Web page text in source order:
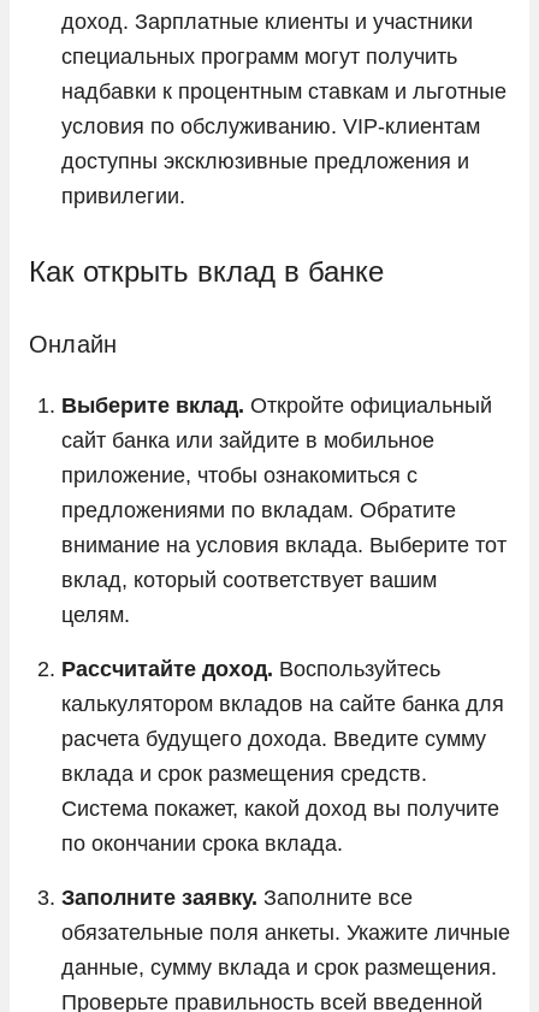
доход. Зарплатные клиенты и участники
специальных программ могут получить
надбавки к процентным ставкам и льготные
условия по обслуживанию. VIP-клиентам
доступны эксклюзивные предложения и
привилегии.
Как открыть вклад в банке
Онлайн
Выберите вклад. Откройте официальный
сайт банка или зайдите в мобильное
приложение, чтобы ознакомиться с
предложениями по вкладам. Обратите
внимание на условия вклада. Выберите тот
вклад, который соответствует вашим
целям.
Рассчитайте доход. Воспользуйтесь
калькулятором вкладов на сайте банка для
расчета будущего дохода. Введите сумму
вклада и срок размещения средств.
Система покажет, какой доход вы получите
по окончании срока вклада.
Заполните заявку. Заполните все
обязательные поля анкеты. Укажите личные
данные, сумму вклада и срок размещения.
Проверьте правильность всей введенной